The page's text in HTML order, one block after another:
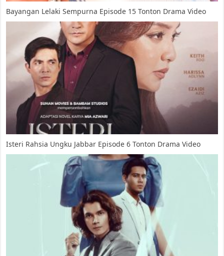
Bayangan Lelaki Sempurna Episode 15 Tonton Drama Video
Isteri Rahsia Ungku Jabbar Episode 6 Tonton Drama Video